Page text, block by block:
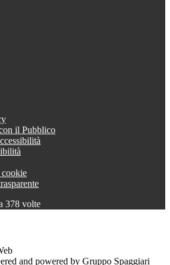
il Pubblico
cookie
378 volte
and powered by Gruppo Spaggiari